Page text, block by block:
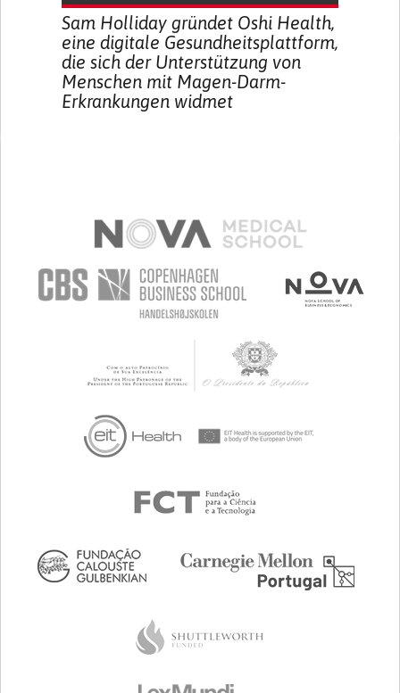
Sam Holliday gründet Oshi Health,
eine digitale Gesundheitsplattform,
die sich der Unterstützung von
Menschen mit Magen-Darm-
Erkrankungen widmet